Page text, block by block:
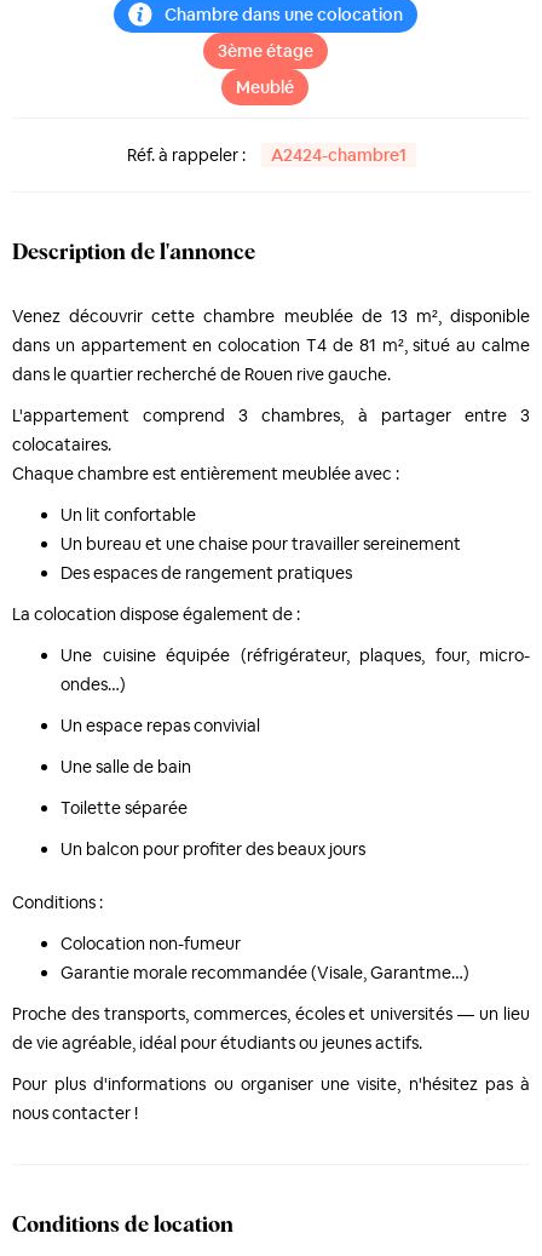
Chambre dans une colocation
3ème étage
Meublé
Réf. à rappeler : A2424-chambre1
Description de l'annonce
Venez découvrir cette chambre meublée de 13 m², disponible
dans un appartement en colocation T4 de 81 m², situé au calme
dans le quartier recherché de Rouen rive gauche.
L'appartement comprend 3 chambres, à partager entre 3
colocataires.
Chaque chambre est entièrement meublée avec :
Un lit confortable
Un bureau et une chaise pour travailler sereinement
Des espaces de rangement pratiques
La colocation dispose également de :
Une cuisine équipée (réfrigérateur, plaques, four, micro-
ondes…)
Un espace repas convivial
Une salle de bain
Toilette séparée
Un balcon pour profiter des beaux jours
Conditions :
Colocation non-fumeur
Garantie morale recommandée (Visale, Garantme…)
Proche des transports, commerces, écoles et universités — un lieu
de vie agréable, idéal pour étudiants ou jeunes actifs.
Pour plus d'informations ou organiser une visite, n'hésitez pas à
nous contacter !
Conditions de location